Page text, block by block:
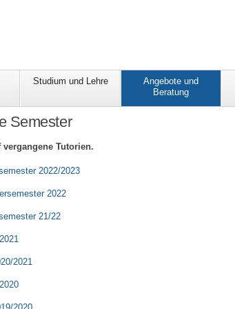
Studium und Lehre
Angebote und
Beratung
Semester
Tutorien.
2022/2023
2022
21/22
2021